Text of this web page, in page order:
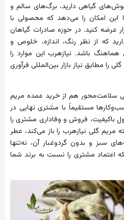
گیاهی دارید، برگ‌های سالم و
این امکان را می‌دهد که محصولی با
عرضه کنید. در حوزه صادرات گیاهان
که از نظر رنگ، اندازه، خلوص و
هماهنگ باشد. نیازهرب این موارد را
را مطابق نیاز بازار بین‌المللی فرآوری
سلامت‌محور هم از خرید عمده مریم
مستقیماً با مشتری نهایی در
باکیفیت، فروش و وفاداری مشتری را
گلی نیازهرب را باز می‌کند، عطر
سبز و بدون گردوغبار آن، نه‌تنها
اعتماد مشتری را نسبت به برند شما